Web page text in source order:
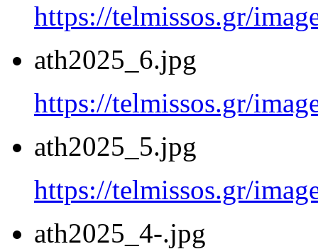
https://telmissos.gr/
ath2025_6.jpg
https://telmissos.gr/
ath2025_5.jpg
https://telmissos.gr/
ath2025_4-.jpg